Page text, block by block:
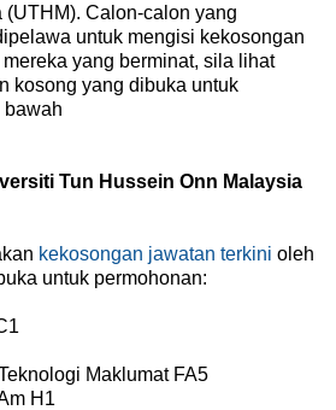
(UTHM). Calon-calon yang
untuk mengisi kekosongan
yang berminat, sila lihat
kosong yang dibuka untuk
bawah
Tun Hussein Onn Malaysia
kekosongan jawatan terkini oleh
untuk permohonan:
Maklumat FA5
H1